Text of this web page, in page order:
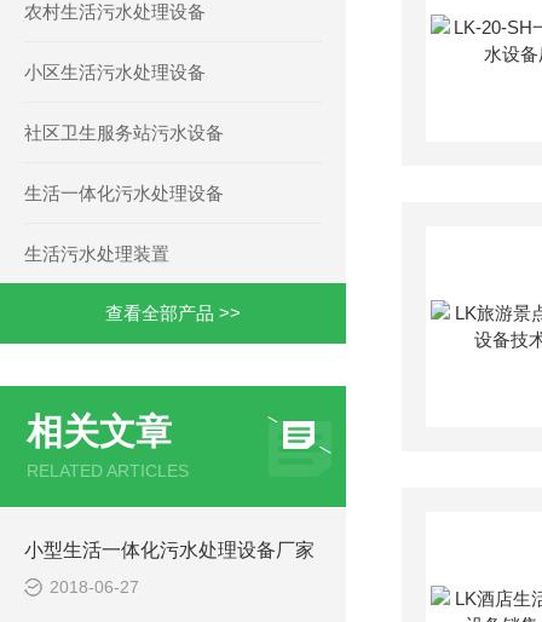
农村生活污水处理设备
小区生活污水处理设备
社区卫生服务站污水设备
生活一体化污水处理设备
生活污水处理装置
查看全部产品 >>
相关文章
RELATED ARTICLES
小型生活一体化污水处理设备厂家
2018-06-27